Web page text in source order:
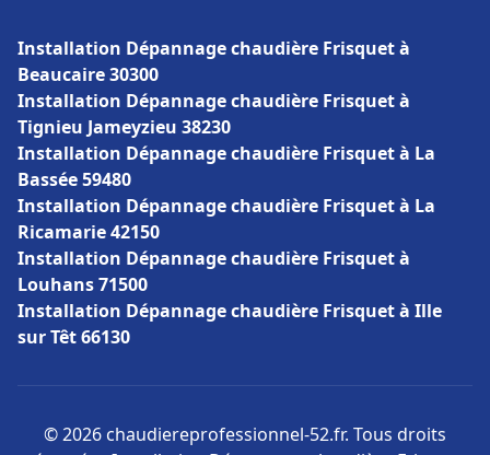
Installation Dépannage chaudière Frisquet à
Beaucaire 30300
Installation Dépannage chaudière Frisquet à
Tignieu Jameyzieu 38230
Installation Dépannage chaudière Frisquet à La
Bassée 59480
Installation Dépannage chaudière Frisquet à La
Ricamarie 42150
Installation Dépannage chaudière Frisquet à
Louhans 71500
Installation Dépannage chaudière Frisquet à Ille
sur Têt 66130
© 2026 chaudiereprofessionnel-52.fr. Tous droits